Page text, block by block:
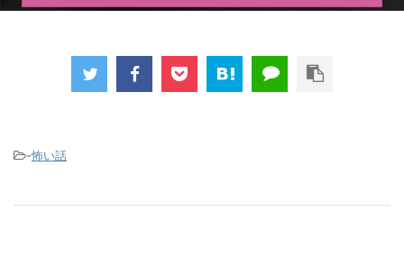
-怖い話